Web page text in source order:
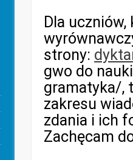
Dla
strony:
gwo do
gramatyka/,
zakresu
zdania i ich
Zachęcam